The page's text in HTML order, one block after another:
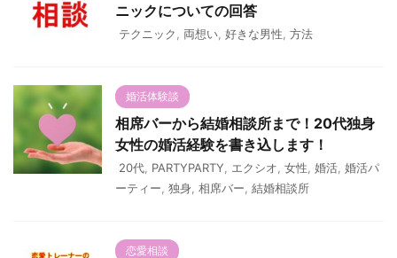
ニックについての回答
テクニック 両想い 好きな男性 方法
婚活体験談
相席バーから結婚相談所まで！20代独身
女性の婚活経験を書き込します！
20代 PARTYPARTY エクシオ 女性 婚活 婚活パ
ーティー 独身 相席バー 結婚相談所
恋愛相談